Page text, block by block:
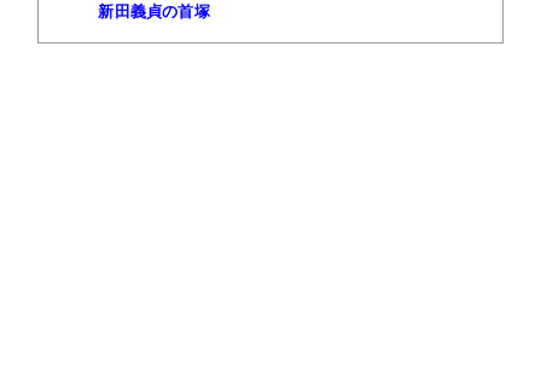
新田義貞の首塚